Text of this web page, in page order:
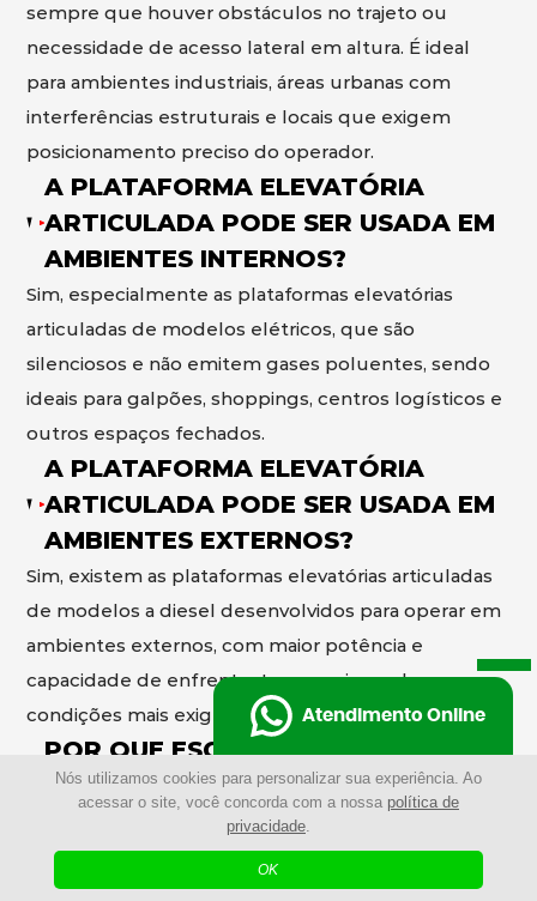
Nós utilizamos cookies para personalizar sua experiência. Ao
acessar o site, você concorda com a nossa política de
privacidade.
OK
sempre que houver obstáculos no trajeto ou
necessidade de acesso lateral em altura. É ideal
para ambientes industriais, áreas urbanas com
interferências estruturais e locais que exigem
posicionamento preciso do operador.
A PLATAFORMA ELEVATÓRIA
ARTICULADA PODE SER USADA EM
AMBIENTES INTERNOS?
Sim, especialmente as plataformas elevatórias
articuladas de modelos elétricos, que são
silenciosos e não emitem gases poluentes, sendo
ideais para galpões, shoppings, centros logísticos e
outros espaços fechados.
A PLATAFORMA ELEVATÓRIA
ARTICULADA PODE SER USADA EM
AMBIENTES EXTERNOS?
Sim, existem as plataformas elevatórias articuladas
de modelos a diesel desenvolvidos para operar em
ambientes externos, com maior potência e
capacidade de enfrentar terrenos irregulares e
condições mais exigentes.
POR QUE ESCOLHER A
PLATAFORMA ELEVATÓRIA
ARTICULADA AO INVÉS DE
ANDAIMES?
Mais rápida de montar
Atendimento Online